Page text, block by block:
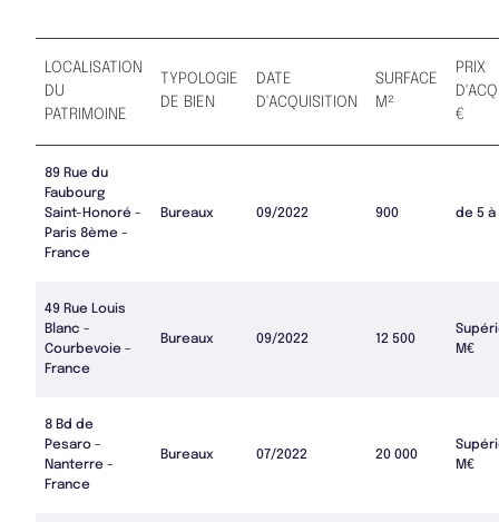
LOCALISATION
DU
PATRIMOINE
TYPOLOGIE
DE BIEN
DATE
D'ACQUISITION
SURFACE
M²
PRIX
€
89 Rue du
Faubourg
Saint-Honoré -
Paris 8ème -
France
Bureaux 09/2022 900 de 5 à
49 Rue Louis
Blanc -
Courbevoie -
France
Bureaux 09/2022 12 500
M€
8 Bd de
Pesaro -
Nanterre -
France
Bureaux 07/2022 20 000
M€